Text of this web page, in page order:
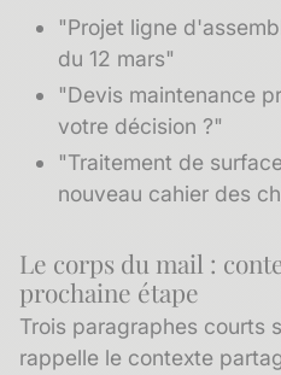
"Projet ligne
du 12 mars"
"Devis maintenance
votre décision ?"
"Traitement de
nouveau cahier des
Le corps du mail :
prochaine étape
Trois paragraphes courts
rappelle le contexte